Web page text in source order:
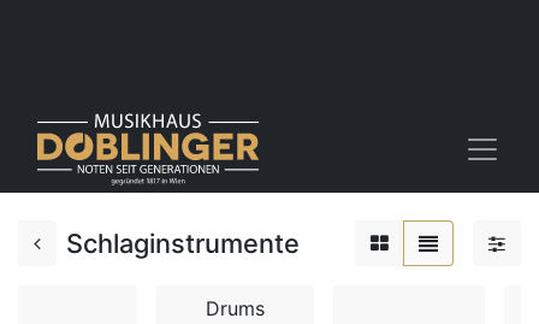
Schlaginstrumente
Drums